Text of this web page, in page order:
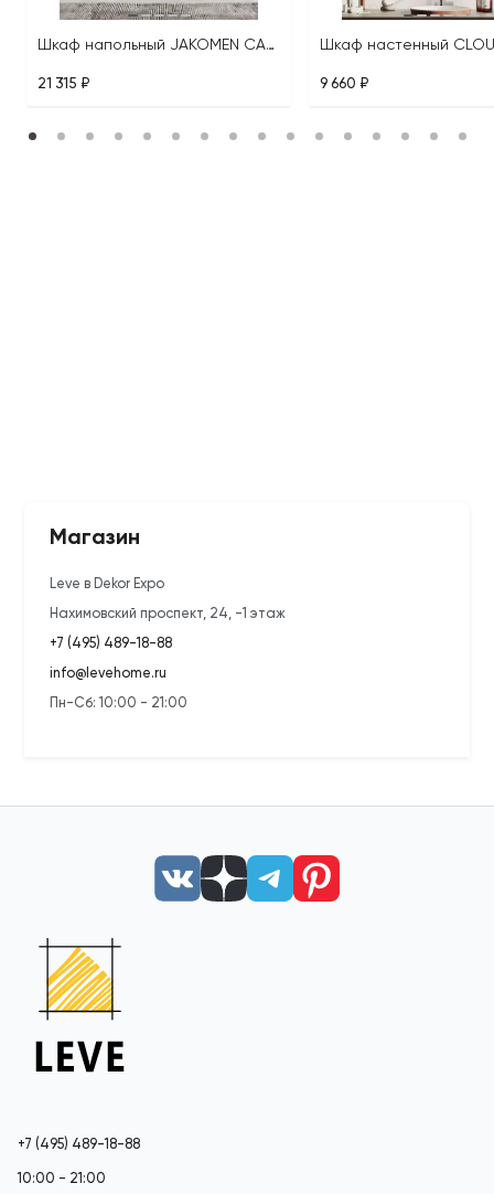
Шкаф напольный JAKOMEN CABINET
21 315 ₽ 9 660 ₽
Магазин
Leve в Dekor Expo
Нахимовский проспект, 24, -1 этаж
+7 (495) 489-18-88
info@levehome.ru
Пн-Сб: 10:00 - 21:00
+7 (495) 489-18-88
10:00 - 21:00